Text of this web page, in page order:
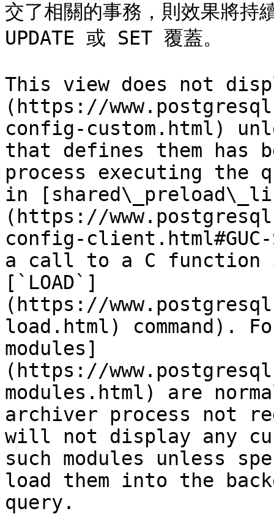
交了相關的事務，則效果將持
UPDATE 或 SET 覆蓋。
This view does not
(https://
config-custom.html)
that defines them has
process executing the
in
(https://
config-client.html#GUC-
a call to a C function
[`LOAD`]
(https://
load.html) command).
modules]
(https://
modules.html) are
archiver process not
will not display any
such modules unless
load them into the
query.